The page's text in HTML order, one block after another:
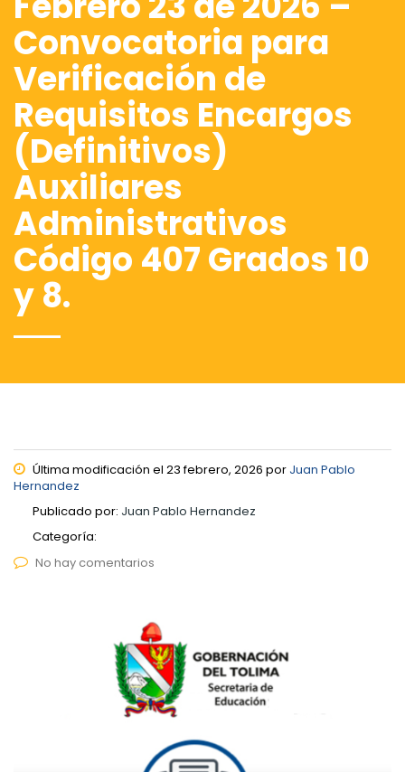
Convocatoria para
Verificación de
Requisitos Encargos
(Definitivos)
Auxiliares
Administrativos
Código 407 Grados 10
y 8.
Última modificación el 23 febrero, 2026 por Juan Pablo
Hernandez
Publicado por: Juan Pablo Hernandez
Categoría:
No hay comentarios